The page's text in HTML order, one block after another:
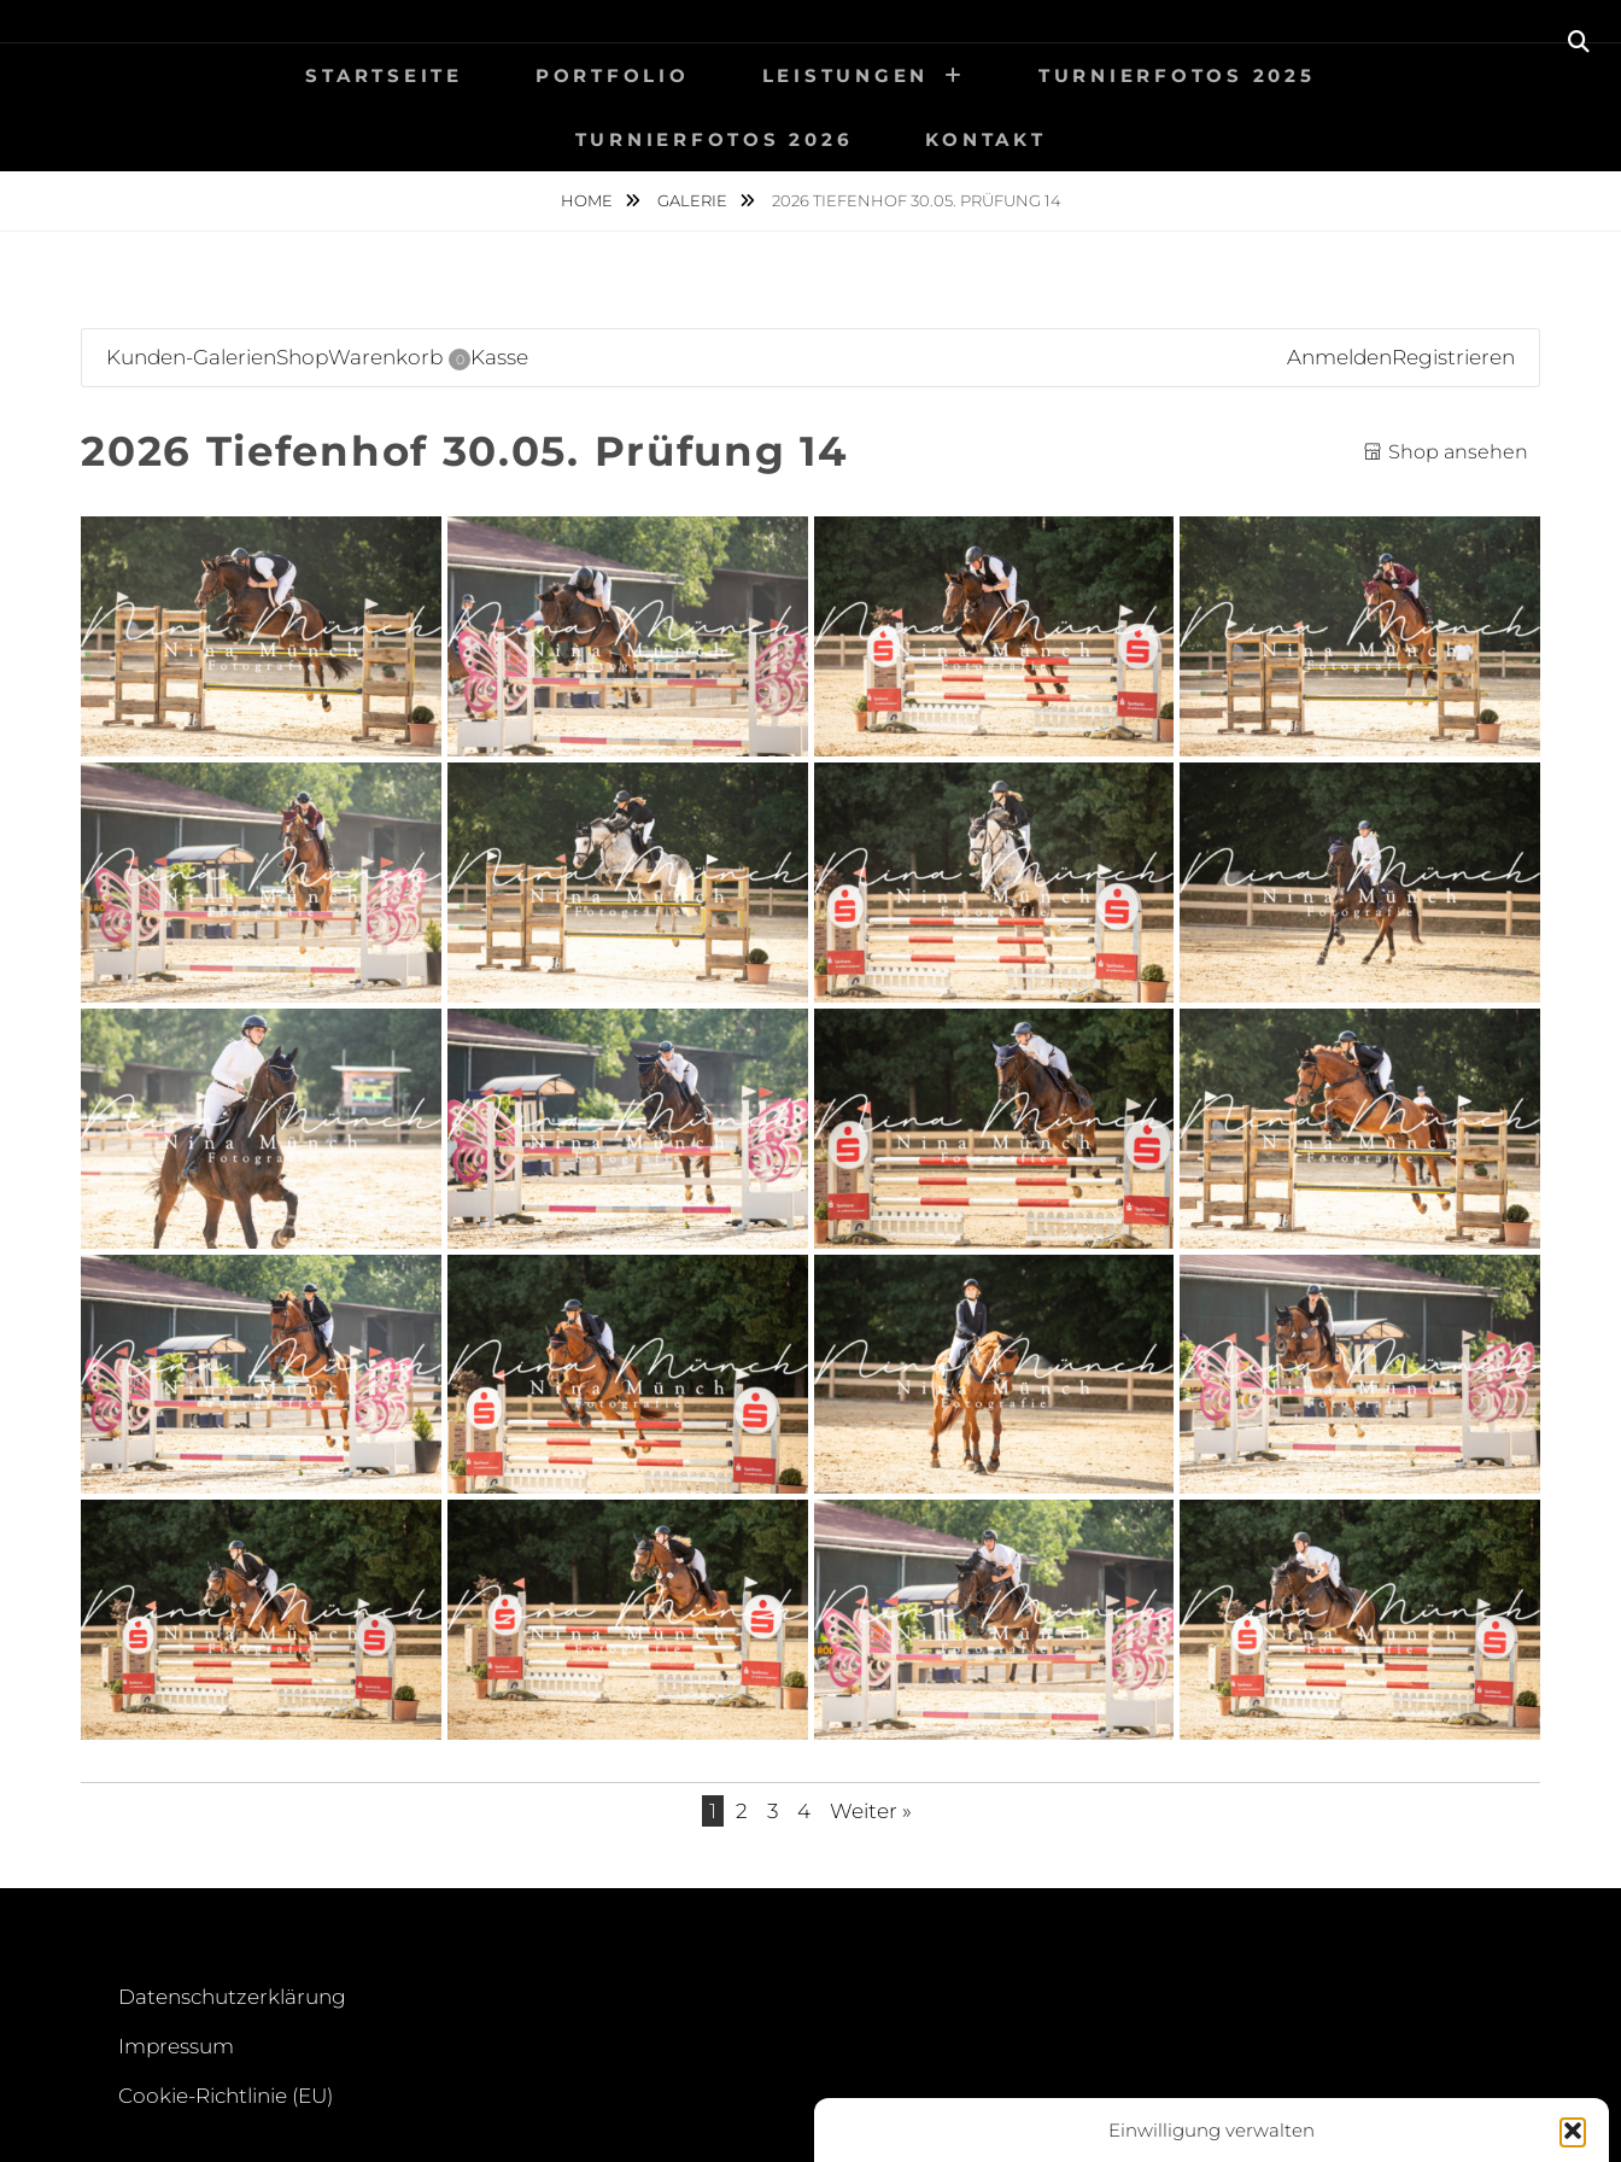
Einwilligung verwalten
to
NINA MÜNCH FOTOGRAFIE
STARTSEITE PORTFOLIO LEISTUNGEN TURNIERFOTOS 2025
TURNIERFOTOS 2026 KONTAKT
HOME GALERIE 2026 TIEFENHOF 30.05. PRÜFUNG 14
Kunden-GalerienShopWarenkorb 0 Kasse AnmeldenRegistrieren
2026 Tiefenhof 30.05. Prüfung 14 Shop ansehen
1 2 3 4 Weiter »
Datenschutzerklärung
Impressum
Cookie-Richtlinie (EU)